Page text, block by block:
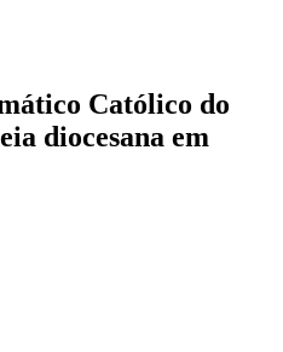
Católico do
diocesana em